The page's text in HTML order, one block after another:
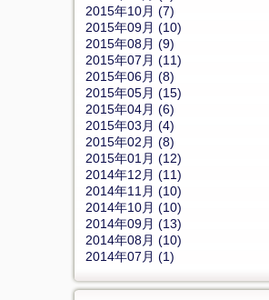
2015年10月 (7)
2015年09月 (10)
2015年08月 (9)
2015年07月 (11)
2015年06月 (8)
2015年05月 (15)
2015年04月 (6)
2015年03月 (4)
2015年02月 (8)
2015年01月 (12)
2014年12月 (11)
2014年11月 (10)
2014年10月 (10)
2014年09月 (13)
2014年08月 (10)
2014年07月 (1)